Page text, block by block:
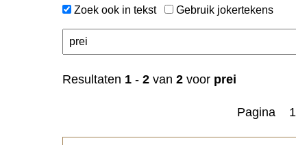
Zoek ook in tekst Gebruik jokertekens
Resultaten 1 - 2 van 2 voor prei
Pagina 1